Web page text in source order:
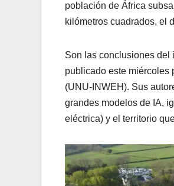
población de África
kilómetros cuadrados, el
Son las conclusiones del
publicado este miércoles
(UNU-INWEH). Sus
grandes modelos de IA,
eléctrica) y el territorio